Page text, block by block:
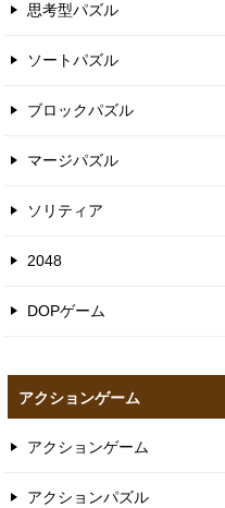
思考型パズル
ソートパズル
ブロックパズル
マージパズル
ソリティア
2048
DOPゲーム
アクションゲーム
アクションゲーム
アクションパズル